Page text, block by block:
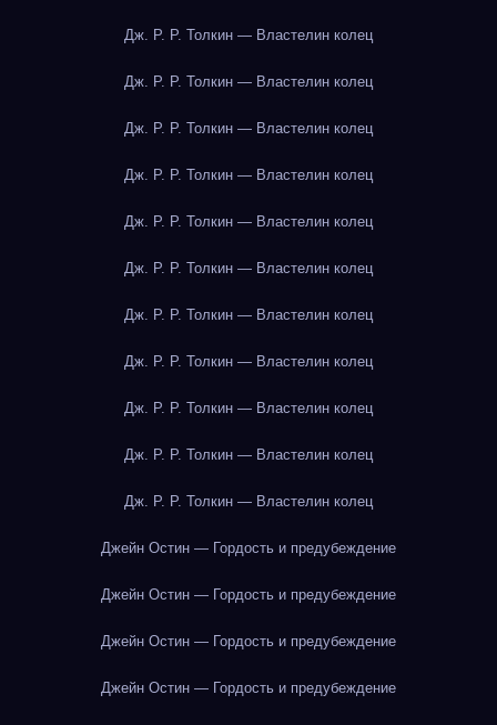
Дж. Р. Р. Толкин — Властелин колец
Дж. Р. Р. Толкин — Властелин колец
Дж. Р. Р. Толкин — Властелин колец
Дж. Р. Р. Толкин — Властелин колец
Дж. Р. Р. Толкин — Властелин колец
Дж. Р. Р. Толкин — Властелин колец
Дж. Р. Р. Толкин — Властелин колец
Дж. Р. Р. Толкин — Властелин колец
Дж. Р. Р. Толкин — Властелин колец
Дж. Р. Р. Толкин — Властелин колец
Дж. Р. Р. Толкин — Властелин колец
Джейн Остин — Гордость и предубеждение
Джейн Остин — Гордость и предубеждение
Джейн Остин — Гордость и предубеждение
Джейн Остин — Гордость и предубеждение